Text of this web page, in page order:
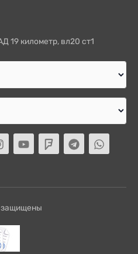
километр, вл20 ст1
защищены